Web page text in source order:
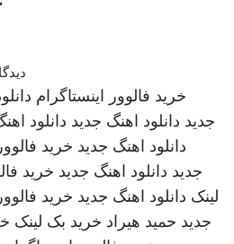
خرید فالوور اینستاگرام
جدید دانلود اهنگ جدید دانلود
دانلود اهنگ جدید خرید
جدید دانلود اهنگ جدید خرید
لینک دانلود اهنگ جدید خرید
جدید حمید هیراد خرید بک لینک